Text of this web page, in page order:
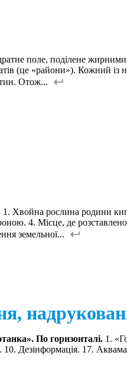
поле, поділене жирними
(це «райони»). Кожний із
Отож...
1. Хвойна рослина родини
4. Місце, де
земельної...
По горизонталі. 1.
10. Дезінформація. 17.